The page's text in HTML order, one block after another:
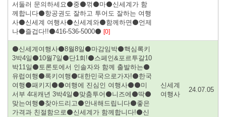
서둘러 문의하세요⚫중⚫꺾⚫마⚫신세계가 함
께합니다⚫항공권도 잘하고 투어도 잘하는 여행
사⚫신세계 여행사⚫신세계와⚫함께하면⚫언제
나⚫즐겁다!!⚫416-536-5000⚫ [0]
⚫신세계여행사⚫8월8일⚫마감임박⚫핵심록키
3박4일⚫10월7일⚫단1회!⚫스페인&포르투갈10
박11일⚫토론토에서 인솔자와 함께 출발하는⚫
유럽여행⚫록키여행⚫대한민국으로가자!⚫한국
여행⚫패키지⚫⚫여행에 진심인 여행사⚫⚫미
서부 4대캐년 3박4일⚫맞춤투어⚫니즈에⚫딱⚫
맞는여행⚫찾아드리고⚫안내해드립니다⚫좋은
가격과 친절함으로⚫신세계가 함께합니다!⚫신
신세계
여행사
24.07.05